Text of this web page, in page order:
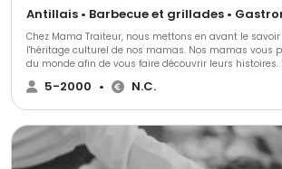
Antillais • Barbecue et grillades •
Chez Mama Traiteur, nous mettons en avant le
l'héritage culturel de nos mamas. ​Nos mamas vous proposent des plats
du monde afin de vous faire découvrir leurs histoires.
promettent de voyager au bout du monde. ​Chaque semaine, de nouveaux
plats sont proposés en pré-commandes sur notre
d'événements. Car oui ! Depuis 2015, elles sont aussi
l'organisation d'événements pour professionnels.
5-2000 • N.C.